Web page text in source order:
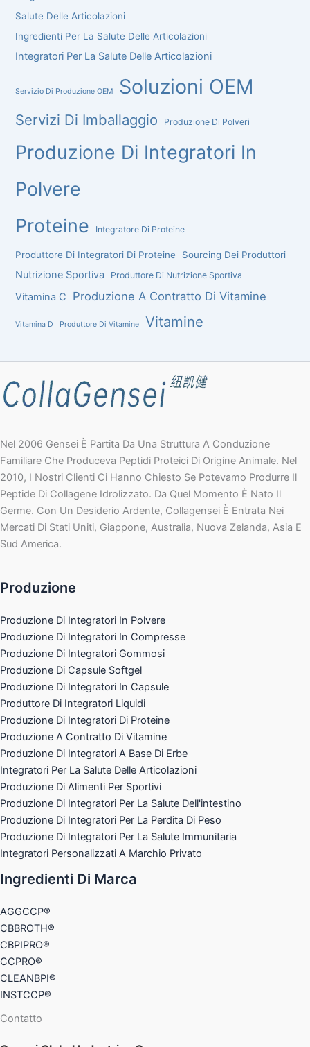
Salute Delle Articolazioni
Ingredienti Per La Salute Delle Articolazioni
Integratori Per La Salute Delle Articolazioni
Servizio Di Produzione OEM Soluzioni OEM
Servizi Di Imballaggio Produzione Di Polveri
Produzione Di Integratori In
Polvere
Proteine Integratore Di Proteine
Produttore Di Integratori Di Proteine Sourcing Dei Produttori
Nutrizione Sportiva Produttore Di Nutrizione Sportiva
Vitamina C Produzione A Contratto Di Vitamine
Vitamina D Produttore Di Vitamine Vitamine
Nel 2006 Gensei È Partita Da Una Struttura A Conduzione
Familiare Che Produceva Peptidi Proteici Di Origine Animale. Nel
2010, I Nostri Clienti Ci Hanno Chiesto Se Potevamo Produrre Il
Peptide Di Collagene Idrolizzato. Da Quel Momento È Nato Il
Germe. Con Un Desiderio Ardente, Collagensei È Entrata Nei
Mercati Di Stati Uniti, Giappone, Australia, Nuova Zelanda, Asia E
Sud America.
Produzione
Produzione Di Integratori In Polvere
Produzione Di Integratori In Compresse
Produzione Di Integratori Gommosi
Produzione Di Capsule Softgel
Produzione Di Integratori In Capsule
Produttore Di Integratori Liquidi
Produzione Di Integratori Di Proteine
Produzione A Contratto Di Vitamine
Produzione Di Integratori A Base Di Erbe
Integratori Per La Salute Delle Articolazioni
Produzione Di Alimenti Per Sportivi
Produzione Di Integratori Per La Salute Dell'intestino
Produzione Di Integratori Per La Perdita Di Peso
Produzione Di Integratori Per La Salute Immunitaria
Integratori Personalizzati A Marchio Privato
Ingredienti Di Marca
AGGCCP®
CBBROTH®
CBPIPRO®
CCPRO®
CLEANBPI®
INSTCCP®
Contatto